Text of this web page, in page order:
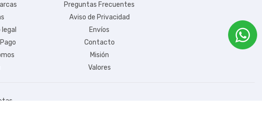
Preguntas Frecuentes
Aviso de Privacidad
Envíos
Contacto
Misión
Valores